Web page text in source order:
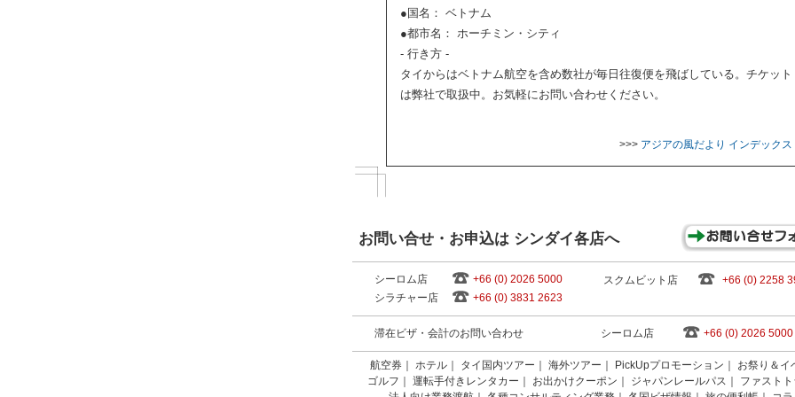
●国名： ベトナム
●都市名： ホーチミン・シティ
- 行き方 -
タイからはベトナム航空を含め数社が毎日往復便を飛ばしている。チケット
は弊社で取扱中。お気軽にお問い合わせください。
>>> アジアの風だより インデックス
お問い合せ・お申込は シンダイ各店へ
シーロム店
+66 (0) 2026 5000
シラチャー店
+66 (0) 3831 2623
スクムビット店 +66 (0) 2258
滞在ビザ・会計のお問い合わせ シーロム店 +66 (0) 2026 5000
航空券 ホテル タイ国内ツアー 海外ツアー PickUpプロモーション
お祭り＆イ
ゴルフ
運転手付きレンタカー お出かけクーポン ジャパンレールパス
ファストト